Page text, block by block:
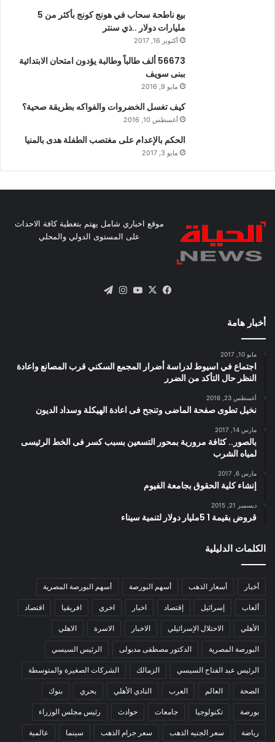
بيع ناطحة سحاب في هونج كونج بأكثر من 5
مليارات دولار ..ذي سنتر
أكتوبر 16, 2017
56673 ألف طالباً وطالبة يؤدون امتحان الابتدائية
ببنى سويف
مايو 9, 2016
كيف تغسل الخضروات والفواكه بطريقة صحية؟
أغسطس 10, 2016
الحكم بالإعدام على مغتصب الطفلة هدى بالمنيا
مايو 3, 2017
موقع اخباري شامل يهتم بتغطية كافة الاحداث
على المستوى الدولي والمحلي
فيسبوك
X يوتيوبانستقرام
أخبار هامة
مايو 10, 2017
اجتماع في اسيوط لدراسة أضرار المجمع السكني قرب المصانع واعادة
النظر حال التأكد من الضرر
أغسطس 23, 2016
نخيل تطوى صفحة الماضى وتنجح فى اعادة الهيكلة وسداد الديون
مارس 14, 2017
بالصور.. كثافة مرورية بمحور التسعين بسبب كسر فى الخط الرئيسى
لمياه الشرب
مارس 6, 2017
إنشاء كلية الحقوق بجامعة الفيوم
ديسمبر 21, 2015
قروض بقيمة 1 5مليار دولار لتنمية سيناء
الكلمات الدليلية
أخبار أسعار الذهب أسهم البورصة أسهم البورصة المصرية
ألعاب إسرائيل إقتصاد اخبار اخري افريقيا اقتصاد
الأهلي الاحتلال الإسرائيلي الاخبار الاسرة الاهلي
البورصة المصرية الدكتور مصطفى مدبولى الرئيس السيسي
الرئيس عبد الفتاح السيسي الزمالك الشركات الصغيرة والمتوسطة
الصحة العالم العرب النادي الأهلي بحري بنوك
بورصة تكنولوجيا جامعات حوادث رئيس مجلس الوزراء
رياضة سعر الجنيه الذهب سعر جرام الذهب سينما عالمية